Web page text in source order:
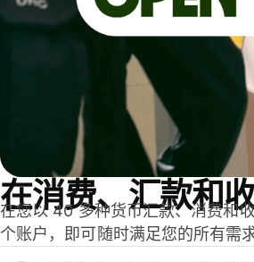
在消费、汇款和
在您以 40 多种货币汇款、消费和
个账户，即可随时满足您的所有需求